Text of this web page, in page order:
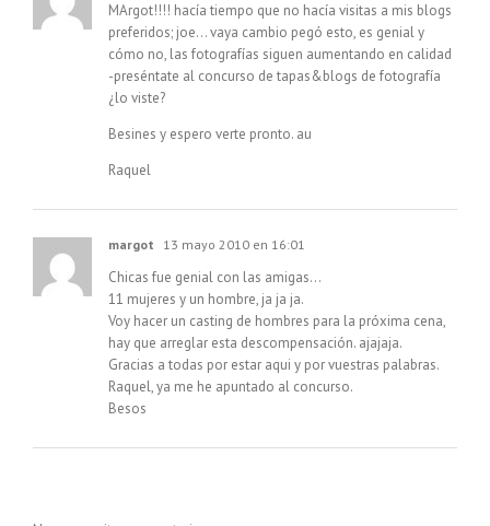
MArgot!!!! hacía tiempo que no hacía visitas a mis blogs
preferidos; joe… vaya cambio pegó esto, es genial y
cómo no, las fotografías siguen aumentando en calidad
-preséntate al concurso de tapas&blogs de fotografía
¿lo viste?
Besines y espero verte pronto. au
Raquel
margot 13 mayo 2010 en 16:01
Chicas fue genial con las amigas…
11 mujeres y un hombre, ja ja ja.
Voy hacer un casting de hombres para la próxima cena,
hay que arreglar esta descompensación. ajajaja.
Gracias a todas por estar aqui y por vuestras palabras.
Raquel, ya me he apuntado al concurso.
Besos